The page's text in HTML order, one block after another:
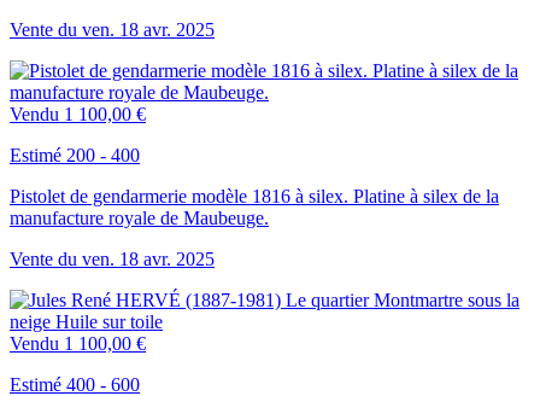
Vente du ven. 18 avr. 2025
Vendu 1 100,00 €
Estimé 200 - 400
Pistolet de gendarmerie modèle 1816 à silex. Platine à silex de la
manufacture royale de Maubeuge.
Vente du ven. 18 avr. 2025
Vendu 1 100,00 €
Estimé 400 - 600